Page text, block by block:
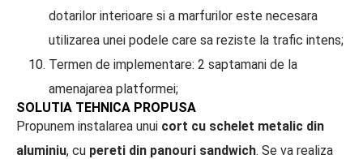
dotarilor interioare si a marfurilor este necesara
utilizarea unei podele care sa reziste la trafic intens;
Termen de implementare: 2 saptamani de la
amenajarea platformei;
SOLUTIA TEHNICA PROPUSA
Propunem instalarea unui cort cu schelet metalic din
aluminiu, cu pereti din panouri sandwich. Se va realiza